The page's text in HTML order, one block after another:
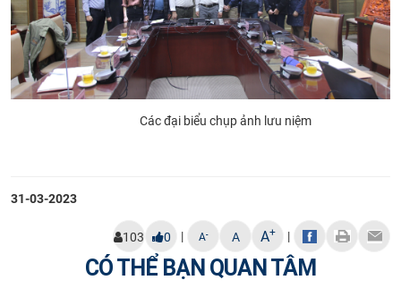
Các đại biểu chụp ảnh lưu niệm
31-03-2023
103 0 | A- A A+ |
CÓ THỂ BẠN QUAN TÂM